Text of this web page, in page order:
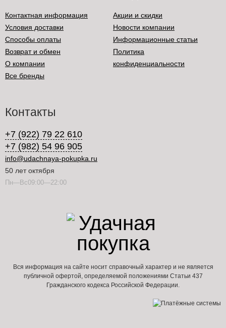
Контактная информация
Условия доставки
Способы оплаты
Возврат и обмен
О компании
Все бренды
Акции и скидки
Новости компании
Информационные статьи
Политика
конфиденциальности
Контакты
+7 (922) 79 22 610
+7 (982) 54 96 905
info@udachnaya-pokupka.ru
50 лет октября
Пн—Вс09:00—22:00
Вся информация на сайте носит справочный характер и не является
публичной офертой, определяемой положениями Статьи 437
Гражданского кодекса Российской Федерации.